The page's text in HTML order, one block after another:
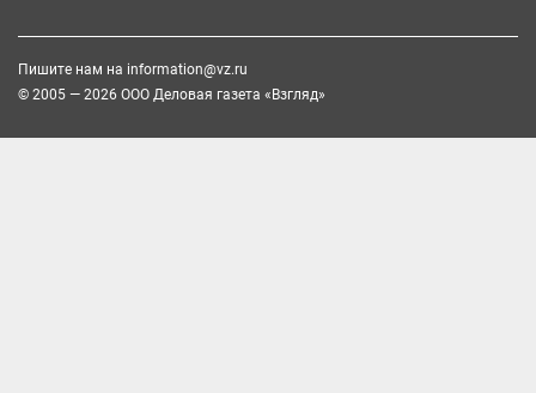
Пишите нам на information@vz.ru
© 2005 — 2026 ООО Деловая газета «Взгляд»